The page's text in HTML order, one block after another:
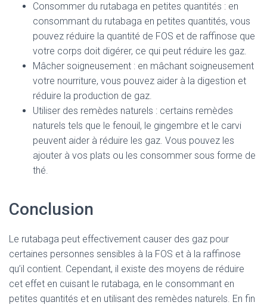
Consommer du rutabaga en petites quantités : en
consommant du rutabaga en petites quantités, vous
pouvez réduire la quantité de FOS et de raffinose que
votre corps doit digérer, ce qui peut réduire les gaz.
Mâcher soigneusement : en mâchant soigneusement
votre nourriture, vous pouvez aider à la digestion et
réduire la production de gaz.
Utiliser des remèdes naturels : certains remèdes
naturels tels que le fenouil, le gingembre et le carvi
peuvent aider à réduire les gaz. Vous pouvez les
ajouter à vos plats ou les consommer sous forme de
thé.
Conclusion
Le rutabaga peut effectivement causer des gaz pour
certaines personnes sensibles à la FOS et à la raffinose
qu’il contient. Cependant, il existe des moyens de réduire
cet effet en cuisant le rutabaga, en le consommant en
petites quantités et en utilisant des remèdes naturels. En fin